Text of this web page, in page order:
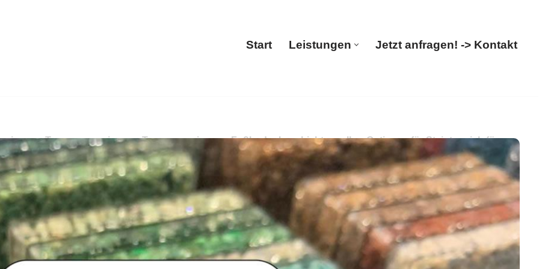
Start Leistungen Jetzt anfragen! -> Kontakt
Terrassensanierung, Treppensanierung, Fußbodenbeschichtung. Ihre Optionen für Steinteppich für
Balkonsanierung, Treppensanierung, Fußbodenbeschichtung. Erleben Sie ✓Balkonsanierung,
als auch ✓Fußbodenbeschichtung in Dettingen (Erms)?
PayKIES, Ihr Boden-Verleger. Wir sind bereit, sind